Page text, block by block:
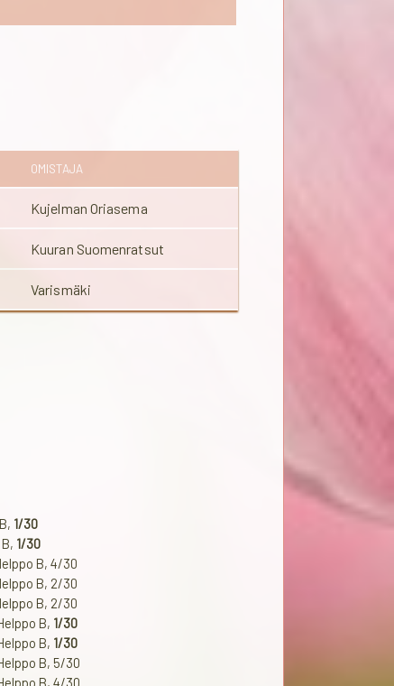
OMISTAJA
Kujelman Oriasema
Kuuran Suomenratsut
Varismäki
1/30
1/30
B, 4/30
B, 2/30
B, 2/30
B, 1/30
B, 1/30
B, 5/30
B, 4/30